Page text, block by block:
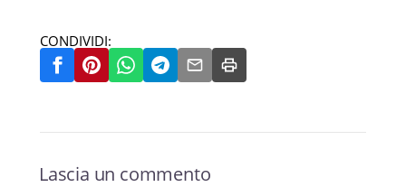
CONDIVIDI:
Lascia un commento